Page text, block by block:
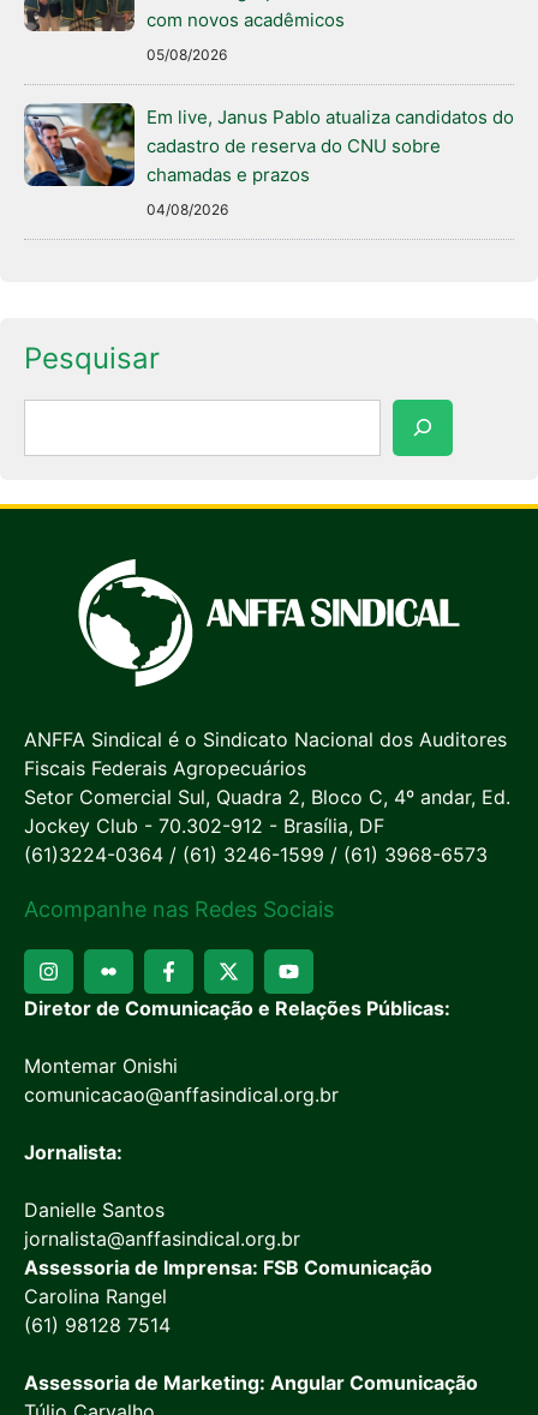
com novos acadêmicos
05/08/2026
Em live, Janus Pablo atualiza candidatos do
cadastro de reserva do CNU sobre
chamadas e prazos
04/08/2026
Pesquisar
ANFFA Sindical é o Sindicato Nacional dos Auditores
Fiscais Federais Agropecuários
Setor Comercial Sul, Quadra 2, Bloco C, 4º andar, Ed.
Jockey Club - 70.302-912 - Brasília, DF
(61)3224-0364 / (61) 3246-1599 / (61) 3968-6573
Acompanhe nas Redes Sociais
Diretor de Comunicação e Relações Públicas:
Montemar Onishi
comunicacao@anffasindical.org.br
Jornalista:
Danielle Santos
jornalista@anffasindical.org.br
Assessoria de Imprensa: FSB Comunicação
Carolina Rangel
(61) 98128 7514
Assessoria de Marketing: Angular Comunicação